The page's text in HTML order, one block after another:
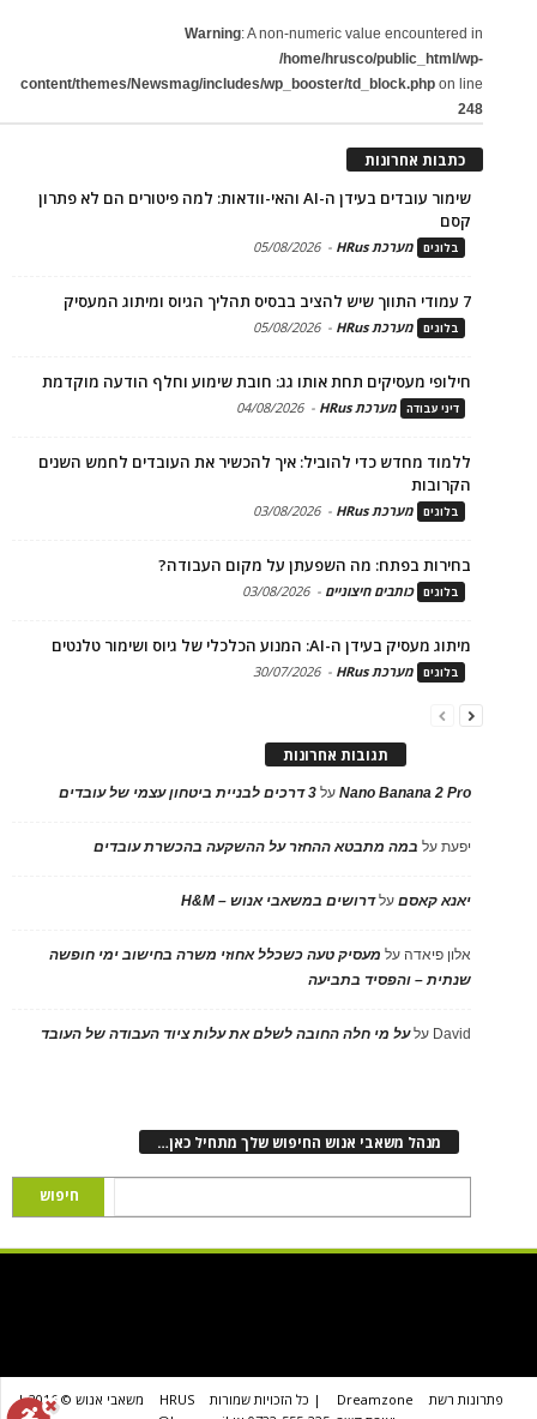
Warning: A non-numeric value encountered in
/home/hrusco/public_html/wp-
content/themes/Newsmag/includes/wp_booster/td_block.php on line
248
כתבות אחרונות
שימור עובדים בעידן ה-AI והאי-וודאות: למה פיטורים הם לא פתרון
קסם
בלוגים מערכת HRus -
05/08/2026
7 עמודי התווך שיש להציב בבסיס תהליך הגיוס ומיתוג המעסיק
בלוגים מערכת HRus -
05/08/2026
חילופי מעסיקים תחת אותו גג: חובת שימוע וחלף הודעה מוקדמת
דיני עבודה מערכת HRus -
04/08/2026
ללמוד מחדש כדי להוביל: איך להכשיר את העובדים לחמש השנים
הקרובות
בלוגים מערכת HRus -
03/08/2026
בחירות בפתח: מה השפעתן על מקום העבודה?
בלוגים כותבים חיצוניים -
03/08/2026
מיתוג מעסיק בעידן ה-AI: המנוע הכלכלי של גיוס ושימור טלנטים
בלוגים מערכת HRus -
30/07/2026
תגובות אחרונות
Nano Banana 2 Proעל 3 דרכים לבניית ביטחון עצמי של עובדים
יפעתעל במה מתבטא ההחזר על ההשקעה בהכשרת עובדים
יאנא קאסםעלדרושים במשאבי אנוש – H&M
אלון פיאדה על מעסיק טעה כשכלל אחוזי משרה בחישוב ימי חופשה
שנתית – והפסיד בתביעה
David עלעל מי חלה החובה לשלם את עלות ציוד העבודה של העובד
מנהל משאבי אנוש החיפוש שלך מתחיל כאן…
פתרונות רשת Dreamzone | כל הזכויות שמורות HRUS
משאבי אנוש © 2016 |